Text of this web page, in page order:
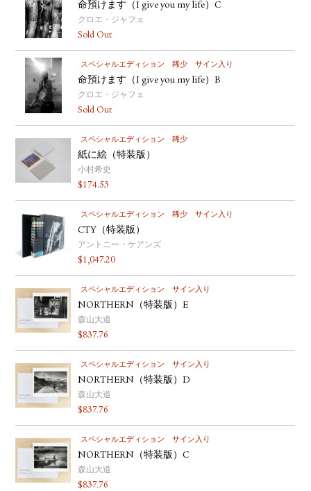
命預けます（I give you my life）C
クロエ・ジャフェ
Sold Out
スペシャルエディション 稀少 サイン入り
命預けます（I give you my life）B
クロエ・ジャフェ
Sold Out
スペシャルエディション 稀少
紙に絵（特装版）
小村希史
$174.53
スペシャルエディション 稀少 サイン入り
CTY（特装版）
アントニー・ケアンズ
$1,047.20
スペシャルエディション サイン入り
NORTHERN（特装版）E
森山大道
$837.76
スペシャルエディション サイン入り
NORTHERN（特装版）D
森山大道
$837.76
スペシャルエディション サイン入り
NORTHERN（特装版）C
森山大道
$837.76